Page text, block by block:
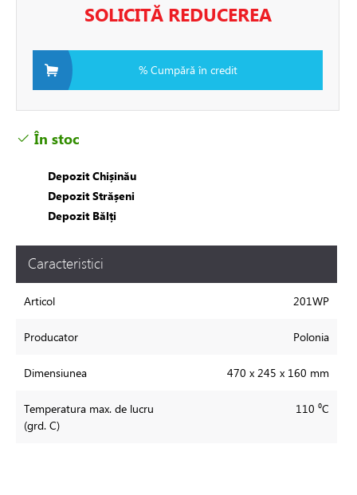
in pardoseala
si fitinguri
de apă și canalizare
expansiune
SOLICITĂ REDUCEREA
% Cumpără în credit
În stoc
Depozit Chișinău
Depozit Strășeni
Depozit Bălți
Caracteristici
Articol 201WP
Producator Polonia
Dimensiunea 470 x 245 x 160 mm
Temperatura max. de lucru
(grd. C)
110 ⁰C